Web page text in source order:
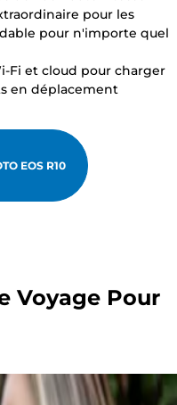
pour les
pour n'importe quel
Fi et cloud pour charger
en déplacement
EOS R10
Voyage Pour